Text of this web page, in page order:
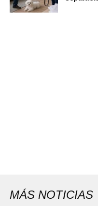
MÁS NOTICIAS